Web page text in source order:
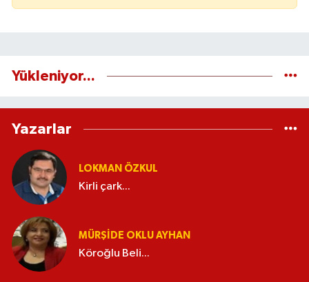
Yükleniyor...
Yazarlar
LOKMAN ÖZKUL
Kirli çark...
MÜRŞIDE OKLU AYHAN
Köroğlu Beli...